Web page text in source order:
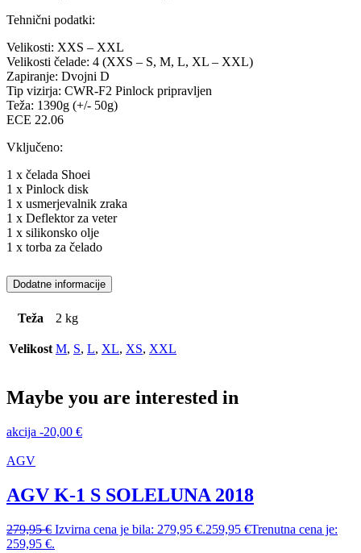
Tehnični podatki:
Velikosti: XXS – XXL
Velikosti čelade: 4 (XXS – S, M, L, XL – XXL)
Zapiranje: Dvojni D
Tip vizirja: CWR-F2 Pinlock pripravljen
Teža: 1390g (+/- 50g)
ECE 22.06
Vključeno:
1 x čelada Shoei
1 x Pinlock disk
1 x usmerjevalnik zraka
1 x Deflektor za veter
1 x silikonsko olje
1 x torba za čelado
Dodatne informacije
Teža 2 kg
Velikost M, S, L, XL, XS, XXL
Maybe you are interested in
akcija -20,00 €
AGV
AGV K-1 S SOLELUNA 2018
279,95€ Izvirna cena je bila: 279,95 €.259,95 €Trenutna cena je:
259,95 €.